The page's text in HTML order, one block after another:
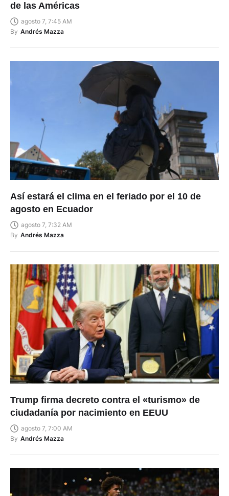
de las Américas
agosto 7, 7:45 AM
By Andrés Mazza
Así estará el clima en el feriado por el 10 de
agosto en Ecuador
agosto 7, 7:32 AM
By Andrés Mazza
Trump firma decreto contra el «turismo» de
ciudadanía por nacimiento en EEUU
agosto 7, 7:00 AM
By Andrés Mazza